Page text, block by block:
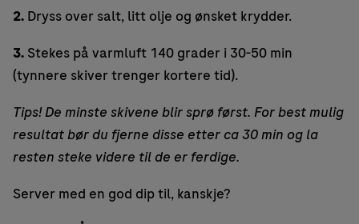
2. Dryss over salt, litt olje og ønsket krydder.
3. Stekes på varmluft 140 grader i 30-50 min
(tynnere skiver trenger kortere tid).
Tips! De minste skivene blir sprø først. For best mulig
resultat bør du fjerne disse etter ca 30 min og la
resten steke videre til de er ferdige.
Server med en god dip til, kanskje?